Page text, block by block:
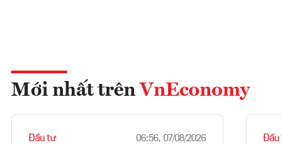
Mới nhất trên VnEconomy
Đầu tư 06:56, 07/08/2026 Đầu